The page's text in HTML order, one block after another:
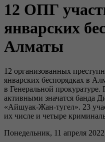
12 ОПГ
январских
Алматы
12 организованных
январских беспорядках в
в Генеральной
активными значатся банда
«Айшуак-Жан-тугел». 23
их числе и четыре
Понедельник, 11 апреля